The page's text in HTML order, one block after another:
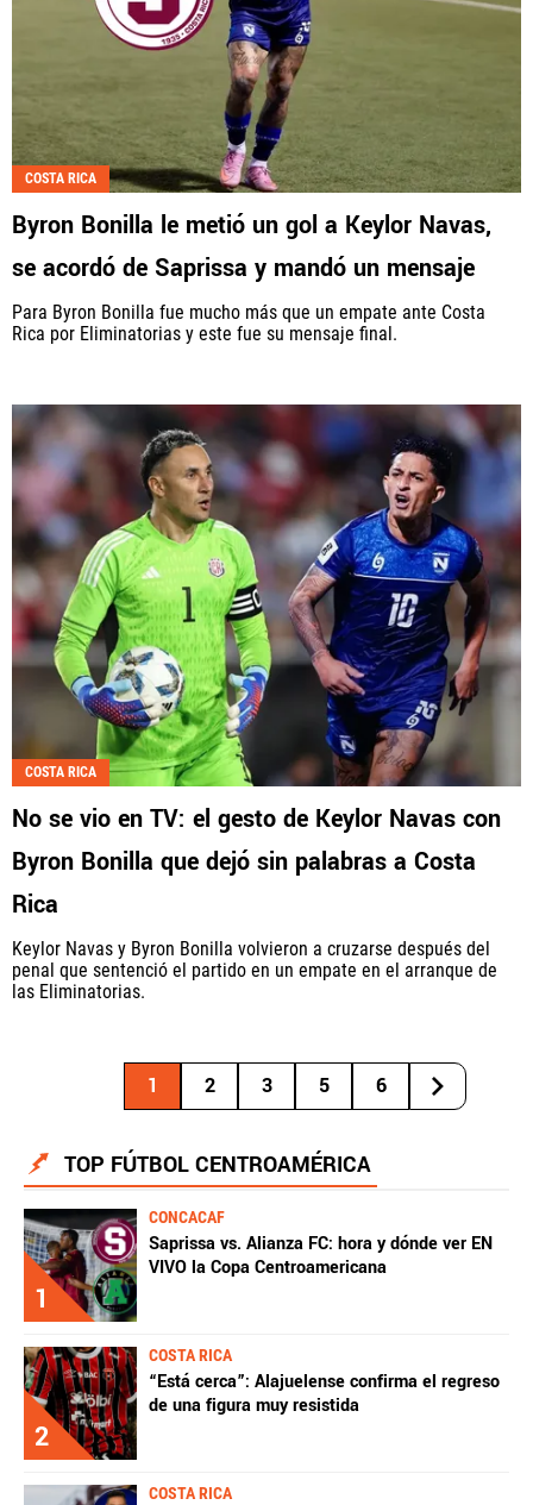
COSTA RICA
Byron Bonilla le metió un gol a Keylor Navas,
se acordó de Saprissa y mandó un mensaje
Para Byron Bonilla fue mucho más que un empate ante Costa
Rica por Eliminatorias y este fue su mensaje final.
COSTA RICA
No se vio en TV: el gesto de Keylor Navas con
Byron Bonilla que dejó sin palabras a Costa
Rica
Keylor Navas y Byron Bonilla volvieron a cruzarse después del
penal que sentenció el partido en un empate en el arranque de
las Eliminatorias.
1 2 3 5 6
TOP FÚTBOL CENTROAMÉRICA
1
CONCACAF
Saprissa vs. Alianza FC: hora y dónde ver EN
VIVO la Copa Centroamericana
2
COSTA RICA
“Está cerca”: Alajuelense confirma el regreso
de una figura muy resistida
COSTA RICA